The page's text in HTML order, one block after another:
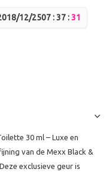
12/2507:37:31
30 ml – Luxe en
van de Mexx Black &
exclusieve geur is